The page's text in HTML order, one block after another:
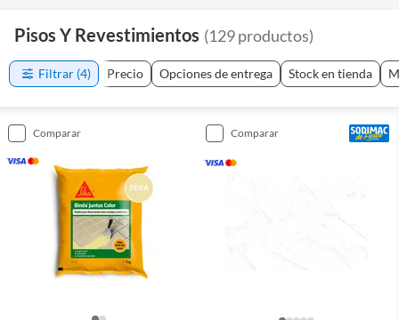
Pisos Y Revestimientos (129productos)
Filtrar (4) Precio Opciones de entrega Stock en tienda
comparar comparar